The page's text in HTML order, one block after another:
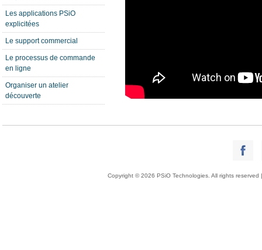
Les applications PSiO
explicitées
Le support commercial
Le processus de commande
en ligne
Organiser un atelier
découverte
Copyright © 2026 PSiO Technologies. All rights reserved